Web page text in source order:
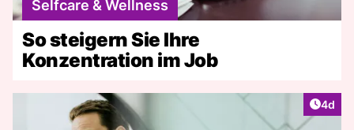
Selfcare & Wellness
So steigern Sie Ihre
Konzentration im Job
4d